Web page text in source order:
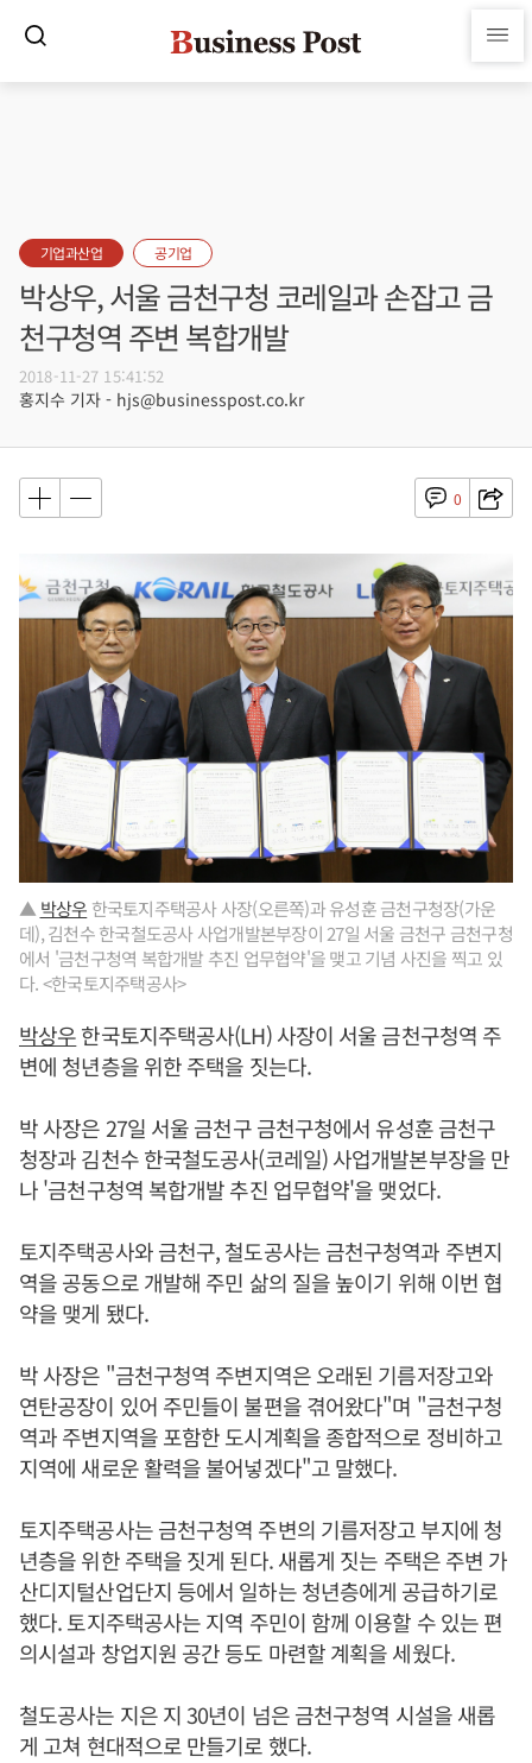
기업과산업 공기업
박상우, 서울 금천구청 코레일과 손잡고 금
천구청역 주변 복합개발
2018-11-27 15:41:52
홍지수 기자 - hjs@businesspost.co.kr
0
▲ 박상우 한국토지주택공사 사장(오른쪽)과 유성훈 금천구청장(가운
데), 김천수 한국철도공사 사업개발본부장이 27일 서울 금천구 금천구청
에서 '금천구청역 복합개발 추진 업무협약'을 맺고 기념 사진을 찍고 있
다. <한국토지주택공사>
박상우한국토지주택공사(LH) 사장이 서울 금천구청역 주
변에 청년층을 위한 주택을 짓는다.
박 사장은 27일 서울 금천구 금천구청에서 유성훈 금천구
청장과 김천수 한국철도공사(코레일) 사업개발본부장을 만
나 '금천구청역 복합개발 추진 업무협약'을 맺었다.
토지주택공사와 금천구, 철도공사는 금천구청역과 주변지
역을 공동으로 개발해 주민 삶의 질을 높이기 위해 이번 협
약을 맺게 됐다.
박 사장은 "금천구청역 주변지역은 오래된 기름저장고와
연탄공장이 있어 주민들이 불편을 겪어왔다"며 "금천구청
역과 주변지역을 포함한 도시계획을 종합적으로 정비하고
지역에 새로운 활력을 불어넣겠다"고 말했다.
토지주택공사는 금천구청역 주변의 기름저장고 부지에 청
년층을 위한 주택을 짓게 된다. 새롭게 짓는 주택은 주변 가
산디지털산업단지 등에서 일하는 청년층에게 공급하기로
했다. 토지주택공사는 지역 주민이 함께 이용할 수 있는 편
의시설과 창업지원 공간 등도 마련할 계획을 세웠다.
철도공사는 지은 지 30년이 넘은 금천구청역 시설을 새롭
게 고쳐 현대적으로 만들기로 했다.